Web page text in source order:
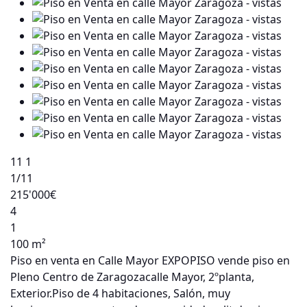
11 1
1/11
215'000€
4
1
100 m²
Piso en venta en Calle Mayor EXPOPISO vende piso en
Pleno Centro de Zaragozacalle Mayor, 2ºplanta,
Exterior.Piso de 4 habitaciones, Salón, muy